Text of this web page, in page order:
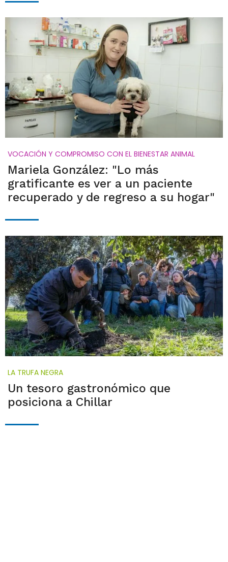
VOCACIÓN Y COMPROMISO CON EL BIENESTAR ANIMAL
Mariela González: "Lo más
gratificante es ver a un paciente
recuperado y de regreso a su hogar"
LA TRUFA NEGRA
Un tesoro gastronómico que
posiciona a Chillar